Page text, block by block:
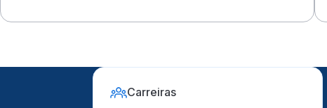
Carreiras